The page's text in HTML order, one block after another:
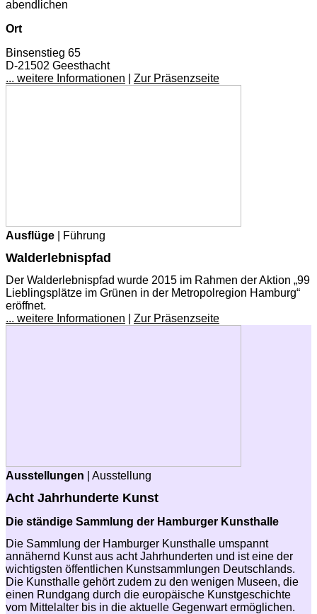
abendlichen
Ort
Binsenstieg 65
D-21502 Geesthacht
... weitere Informationen
Zur Präsenzseite
Ausflüge | Führung
Walderlebnispfad
Der Walderlebnispfad wurde 2015 im Rahmen der Aktion „99
Lieblingsplätze im Grünen in der Metropolregion Hamburg“
eröffnet.
... weitere Informationen
Zur Präsenzseite
Ausstellungen | Ausstellung
Acht Jahrhunderte Kunst
Die ständige Sammlung der Hamburger Kunsthalle
Die Sammlung der Hamburger Kunsthalle umspannt
annähernd Kunst aus acht Jahrhunderten und ist eine der
wichtigsten öffentlichen Kunstsammlungen Deutschlands.
Die Kunsthalle gehört zudem zu den wenigen Museen, die
einen Rundgang durch die europäische Kunstgeschichte
vom Mittelalter bis in die aktuelle Gegenwart ermöglichen.